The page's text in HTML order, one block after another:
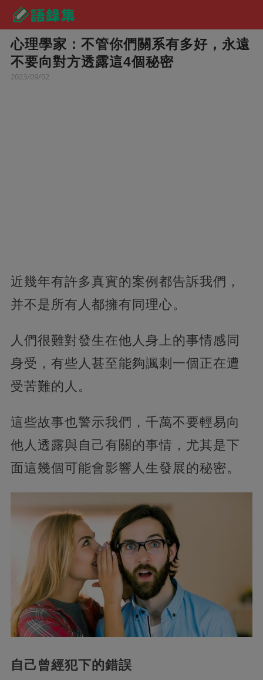
心理學家：不管你們關系有多好，永遠
不要向對方透露這4個秘密
2023/09/02
近幾年有許多真實的案例都告訴我們，
并不是所有人都擁有同理心。
人們很難對發生在他人身上的事情感同
身受，有些人甚至能夠諷刺一個正在遭
受苦難的人。
這些故事也警示我們，千萬不要輕易向
他人透露與自己有關的事情，尤其是下
面這幾個可能會影響人生發展的秘密。
自己曾經犯下的錯誤